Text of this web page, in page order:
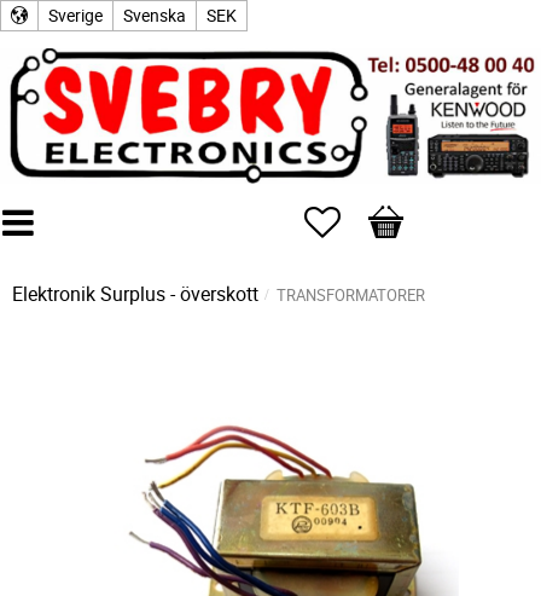
Sverige Svenska SEK
Favoriter
Kundvagn
Elektronik Surplus - överskott TRANSFORMATORER